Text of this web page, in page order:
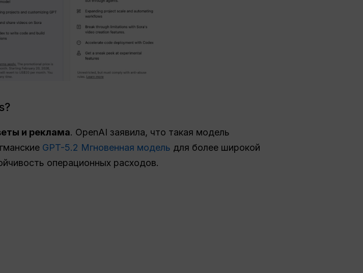
и реклама. OpenAI заявила, что такая модель
GPT-5.2 Мгновенная модель для более широкой
операционных расходов.